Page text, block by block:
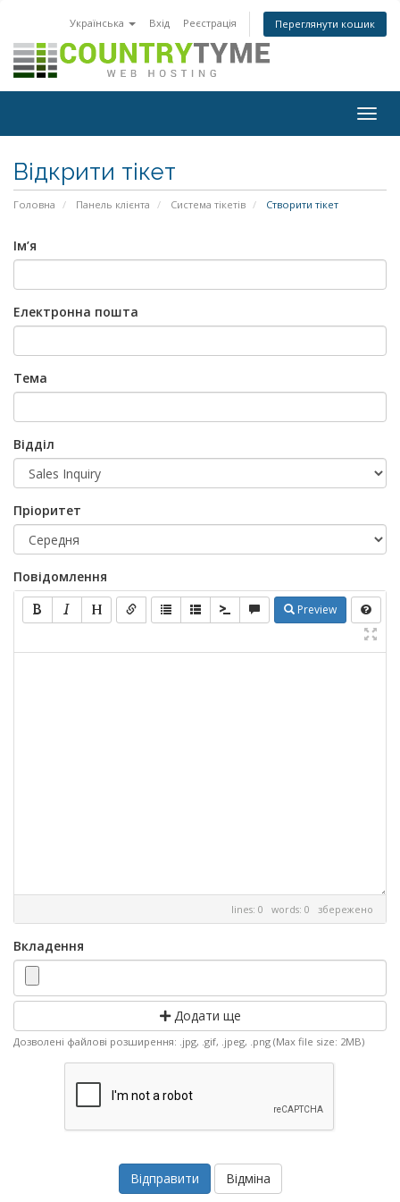
Українська Вхід Реєстрація Переглянути кошик
Відкрити тікет
Головна Панель клієнта Система тікетів Створити тікет
Ім’я
Електронна пошта
Тема
Відділ
Пріоритет
Повідомлення
Preview
lines: 0 words: 0 збережено
Вкладення
Додати ще
Дозволені файлові розширення: .jpg, .gif, .jpeg, .png (Max file size: 2MB)
Відміна